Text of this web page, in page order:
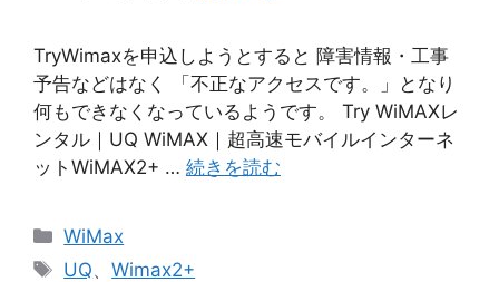
TryWimaxを申込しようとすると 障害情報・工事
予告などはなく 「不正なアクセスです。」となり
何もできなくなっているようです。 Try WiMAXレ
ンタル｜UQ WiMAX｜超高速モバイルインターネ
ットWiMAX2+ … 続きを読む
カ
テ
WiMax
タ
UQ、Wimax2+